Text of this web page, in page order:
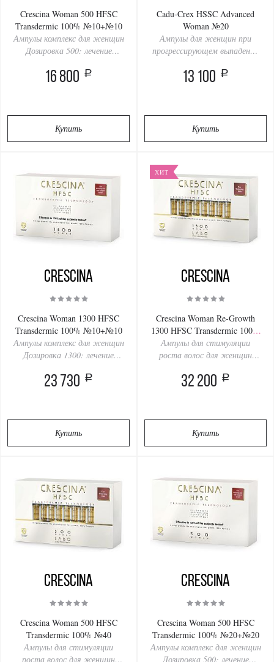
Crescina Woman 500 HFSC
Transdermic 100% №10+№10
Ампулы комплекс для женщин
Дозировка 500: лечение
(2 упаковки по 10 ампул)
16 800 a
Купить
Cadu-Crex HSSC Advanced
Woman №20
Ампулы для женщин при
прогрессирующем выпадении
13 100 a
Купить
Crescina
Crescina Woman 1300 HFSC
Transdermic 100% №10+№10
Ампулы комплекс для женщин
Дозировка 1300: лечение
поредения волос, лечение
23 730 a
Купить
ХИТ
Crescina
Crescina Woman Re-Growth
1300 HFSC Transdermic 100%
№40
Ампулы для стимуляции
роста волос для женщин
сильного выпадения и
32 200 a
Купить
Crescina
Crescina Woman 500 HFSC
Transdermic 100% №40
Ампулы для стимуляции
роста волос для женщин
Crescina
Crescina Woman 500 HFSC
Transdermic 100% №20+№20
Ампулы комплекс для женщин
Дозировка 500: лечение